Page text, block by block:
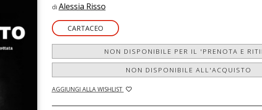
di Alessia Risso
CARTACEO
NON DISPONIBILE PER IL 'PRENOTA E
NON DISPONIBILE ALL'ACQUISTO
AGGIUNGI ALLA WISHLIST